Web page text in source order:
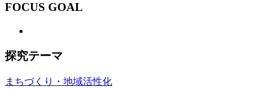
FOCUS GOAL
探究テーマ
まちづくり・地域活性化